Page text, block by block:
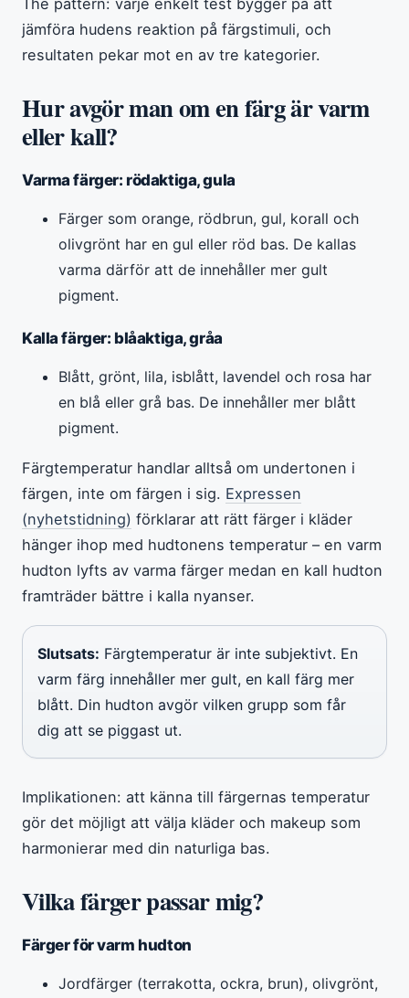
jämföra hudens reaktion på färgstimuli, och
resultaten pekar mot en av tre kategorier.
Hur avgör man om en färg är varm
eller kall?
Varma färger: rödaktiga, gula
Färger som orange, rödbrun, gul, korall och
olivgrönt har en gul eller röd bas. De kallas
varma därför att de innehåller mer gult
pigment.
Kalla färger: blåaktiga, gråa
Blått, grönt, lila, isblått, lavendel och rosa har
en blå eller grå bas. De innehåller mer blått
pigment.
Färgtemperatur handlar alltså om undertonen i
färgen, inte om färgen i sig. Expressen
(nyhetstidning) förklarar att rätt färger i kläder
hänger ihop med hudtonens temperatur – en varm
hudton lyfts av varma färger medan en kall hudton
framträder bättre i kalla nyanser.
Slutsats: Färgtemperatur är inte subjektivt. En
varm färg innehåller mer gult, en kall färg mer
blått. Din hudton avgör vilken grupp som får
dig att se piggast ut.
Implikationen: att känna till färgernas temperatur
gör det möjligt att välja kläder och makeup som
harmonierar med din naturliga bas.
Vilka färger passar mig?
Färger för varm hudton
Jordfärger (terrakotta, ockra, brun), olivgrönt,